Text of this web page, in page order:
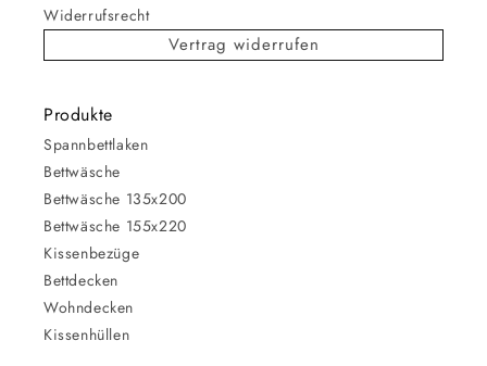
Widerrufsrecht
Vertrag widerrufen
Produkte
Spannbettlaken
Bettwäsche
Bettwäsche 135x200
Bettwäsche 155x220
Kissenbezüge
Bettdecken
Wohndecken
Kissenhüllen